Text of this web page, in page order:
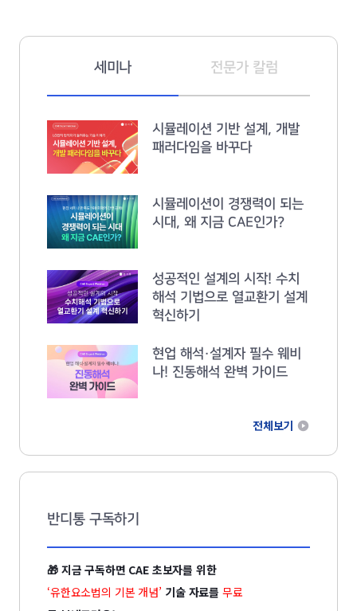
업무 분야*
관심 분야 (CAE)*
세미나 전문가 칼럼
시뮬레이션 기반 설계, 개발
패러다임을 바꾸다
시뮬레이션이 경쟁력이 되는
시대, 왜 지금 CAE인가?
성공적인 설계의 시작! 수치
해석 기법으로 열교환기 설계
혁신하기
현업 해석·설계자 필수 웨비
나! 진동해석 완벽 가이드
전체보기
반디통 구독하기
🎁 지금 구독하면 CAE 초보자를 위한
‘유한요소법의 기본 개념’ 기술 자료를 무료